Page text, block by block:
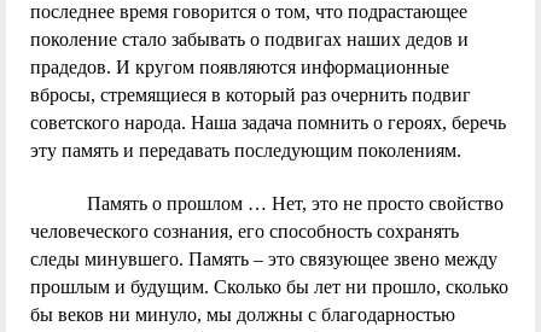
последнее время говорится о том, что подрастающее
поколение стало забывать о подвигах наших дедов и
прадедов. И кругом появляются информационные
вбросы, стремящиеся в который раз очернить подвиг
советского народа. Наша задача помнить о героях, беречь
эту память и передавать последующим поколениям.
Память о прошлом … Нет, это не просто свойство
человеческого сознания, его способность сохранять
следы минувшего. Память – это связующее звено между
прошлым и будущим. Сколько бы лет ни прошло, сколько
бы веков ни минуло, мы должны с благодарностью